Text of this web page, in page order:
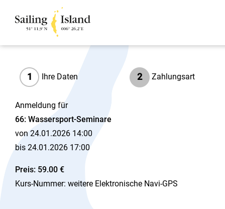
1 Ihre Daten 2 Zahlungsart
Anmeldung für
66: Wassersport-Seminare
von 24.01.2026 14:00
bis 24.01.2026 17:00
Preis: 59.00 €
Kurs-Nummer: weitere Elektronische Navi-GPS